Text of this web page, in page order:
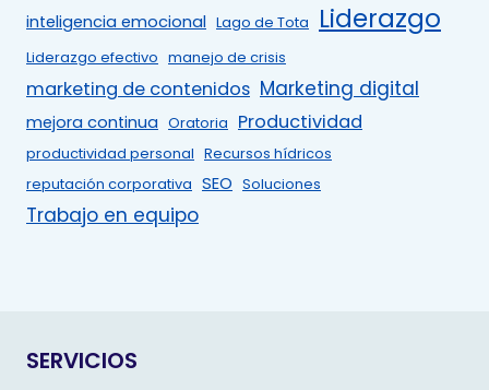
inteligencia emocional Lago de Tota Liderazgo
Liderazgo efectivo manejo de crisis
marketing de contenidos Marketing digital
mejora continua Oratoria Productividad
productividad personal Recursos hídricos
reputación corporativa SEO Soluciones
Trabajo en equipo
SERVICIOS